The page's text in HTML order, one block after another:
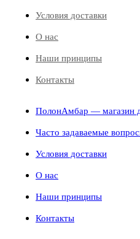
Условия доставки
О нас
Наши принципы
Контакты
ПолонАмбар — магазин
Часто задаваемые
Условия доставки
О нас
Наши принципы
Контакты